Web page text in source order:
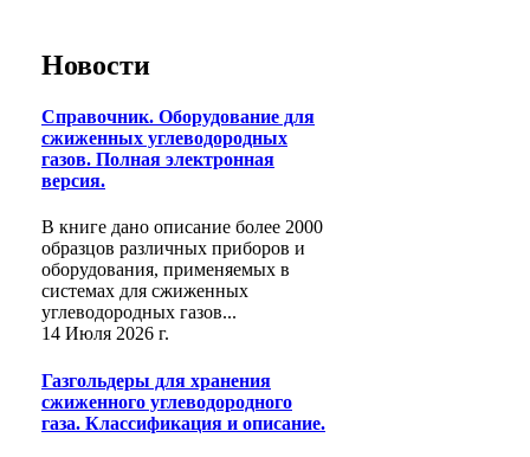
Новости
Справочник. Оборудование для
сжиженных углеводородных
газов. Полная электронная
версия.
В книге дано описание более 2000
образцов различных приборов и
оборудования, применяемых в
системах для сжиженных
углеводородных газов...
14 Июля 2026 г.
Газгольдеры для хранения
сжиженного углеводородного
газа. Классификация и описание.